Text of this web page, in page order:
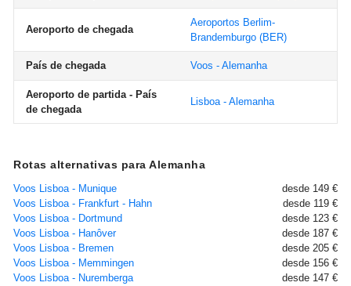
Aeroporto de chegada
Aeroportos Berlim-
Brandemburgo (BER)
País de chegada Voos - Alemanha
Aeroporto de partida - País
de chegada
Lisboa - Alemanha
Rotas alternativas para Alemanha
Voos Lisboa - Munique
desde 149 €
Voos Lisboa - Frankfurt - Hahn
desde 119 €
Voos Lisboa - Dortmund
desde 123 €
Voos Lisboa - Hanôver
desde 187 €
Voos Lisboa - Bremen
desde 205 €
Voos Lisboa - Memmingen
desde 156 €
Voos Lisboa - Nuremberga
desde 147 €